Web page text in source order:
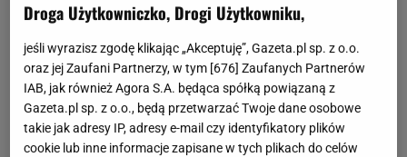
Droga Użytkowniczko, Drogi Użytkowniku,
jeśli wyrazisz zgodę klikając „Akceptuję”, Gazeta.pl sp. z o.o.
oraz jej Zaufani Partnerzy, w tym [676] Zaufanych Partnerów
IAB, jak również Agora S.A. będąca spółką powiązaną z
Gazeta.pl sp. z o.o., będą przetwarzać Twoje dane osobowe
takie jak adresy IP, adresy e-mail czy identyfikatory plików
cookie lub inne informacje zapisane w tych plikach do celów